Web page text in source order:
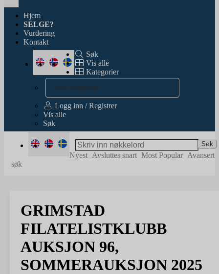
navigation
Hjem
SELGE?
Vurdering
Kontakt
Søk
Vis alle
Kategorier
Alle kategorier
Logg inn / Registrer
Vis alle
Søk
Søk
Nyest Avsluttes snart Most Popular Avansert
søk
GRIMSTAD
FILATELISTKLUBB
AUKSJON 96,
SOMMERAUKSJON 2025